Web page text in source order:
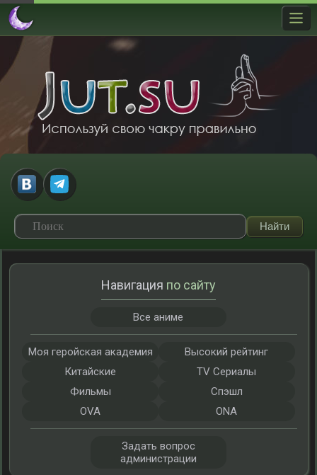
Навигация по сайту
Все аниме
Моя геройская академия
Высокий рейтинг
Китайские
TV Сериалы
Фильмы
Спэшл
OVA
ONA
Задать вопрос
администрации